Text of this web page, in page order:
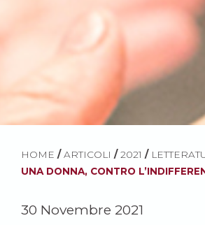
HOME / ARTICOLI / 2021 /
UNA DONNA, CONTRO
30 Novembre 2021